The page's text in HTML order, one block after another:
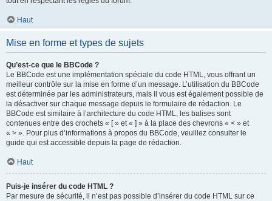
Haut
Mise en forme et types de sujets
Qu’est-ce que le BBCode ?
Le BBCode est une implémentation spéciale du code HTML, vous offrant un
meilleur contrôle sur la mise en forme d’un message. L’utilisation du BBCode
est déterminée par les administrateurs, mais il vous est également possible de
la désactiver sur chaque message depuis le formulaire de rédaction. Le
BBCode est similaire à l’architecture du code HTML, les balises sont
contenues entre des crochets « [ » et « ] » à la place des chevrons « < » et
« > ». Pour plus d’informations à propos du BBCode, veuillez consulter le
guide qui est accessible depuis la page de rédaction.
Haut
Puis-je insérer du code HTML ?
Par mesure de sécurité, il n’est pas possible d’insérer du code HTML sur ce